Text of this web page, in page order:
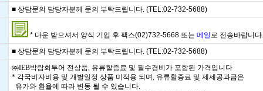
■ 상담문의 담당자분께 문의 부탁드립니다. (TEL:02-732-5688)
* 다운 받으셔서 양식 기입 후 팩스(02)732-5668 또는 메일 로 전송바랍니다.
■ 상담문의 담당자분께 문의 부탁드립니다. (TEL:02-732-5688)
㈜IEB박람회투어 전상품, 유류할증료 및 필수경비가 포함된 가격입니다
* 각국비자비용 및 개별일정 상품 미적용 되며, 유류할증료 및 제세공과금은
유가와 환율에 따라 변동 될 수 있습니다.